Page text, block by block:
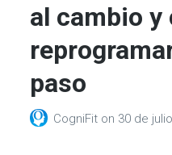
al cambio y
paso
CogniFit on 30 de